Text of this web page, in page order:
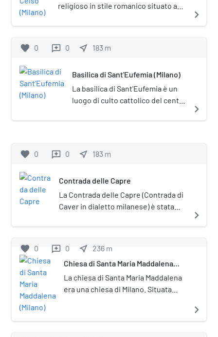
religioso in stile romanico situato a
Maria presso San Celso.
navigate_next
favorite 0 reviews 0 near_me 183 m
Basilica di Sant'Eufemia (Milano)
La basilica di Sant'Eufemia è un
luogo di culto cattolico del centro
nell'omonima piazza, lungo corso
navigate_next
favorite 0 reviews 0 near_me 183 m
Contrada delle Capre
La Contrada delle Capre (Contrada di
Caver in dialetto milanese) è stata
al sestiere di Porta Romana.
navigate_next
favorite 0 reviews 0 near_me 236 m
Chiesa di Santa Maria Maddalena
La chiesa di Santa Maria Maddalena
era una chiesa di Milano. Situata
convento nel 1798.
navigate_next